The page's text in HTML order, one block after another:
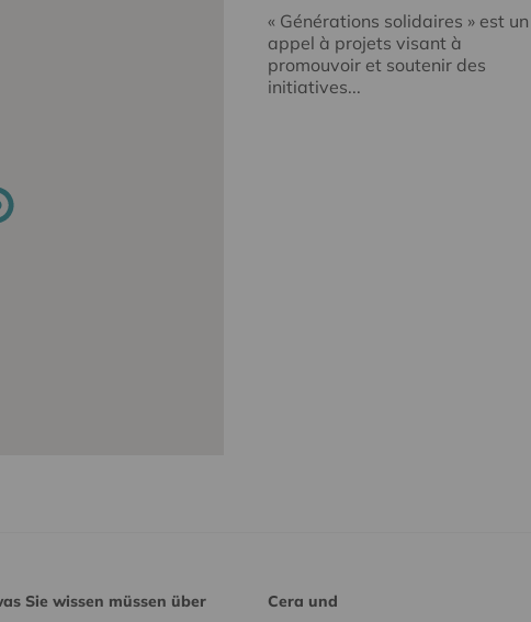
« Générations solidaires » est un
appel à projets visant à
promouvoir et soutenir des
initiatives...
Sie wissen müssen über Cera und